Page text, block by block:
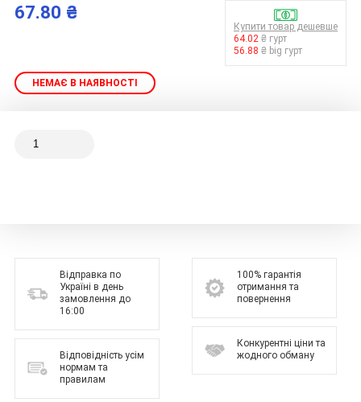
67.80 ₴
Купити товар дешевше
64.02 ₴ гурт
56.88 ₴ big гурт
НЕМАЄ В НАЯВНОСТІ
Відправка по
Україні в день
замовлення до
16:00
Відповідність усім
нормам та
правилам
100% гарантія
отримання та
повернення
Конкурентні ціни та
жодного обману